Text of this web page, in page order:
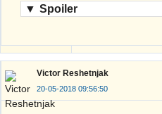
▼ Spoiler
Victor Reshetnjak
20-05-2018 09:56:50